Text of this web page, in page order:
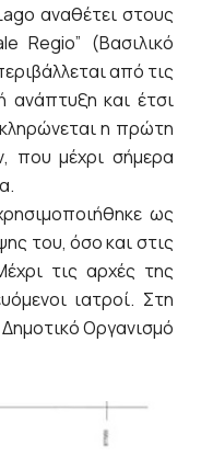
αναθέτει στους
Regio” (Βασιλικό
από τις
ανάπτυξη και έτσι
η πρώτη
που μέχρι σήμερα
ως
του, όσο και στις
τις αρχές της
ιατροί. Στη
Οργανισμό